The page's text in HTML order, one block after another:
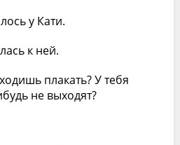
у Кати.
к ней.
плакать? У тебя
не выходят?